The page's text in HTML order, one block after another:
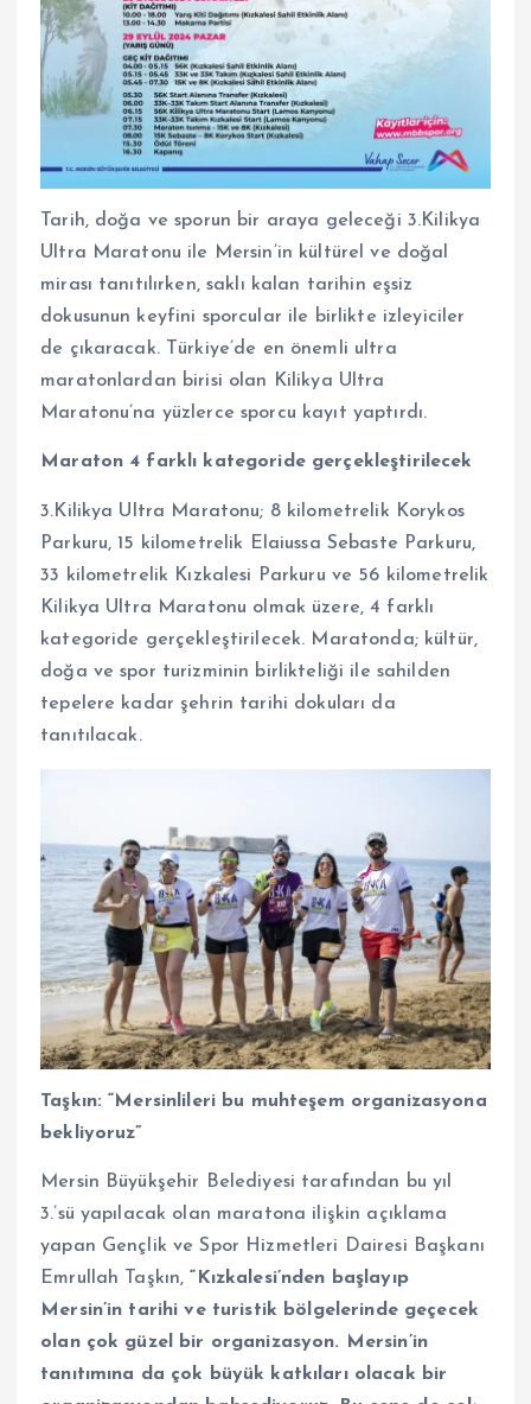
Tarih, doğa ve sporun bir araya geleceği 3.Kilikya
Ultra Maratonu ile Mersin’in kültürel ve doğal
mirası tanıtılırken, saklı kalan tarihin eşsiz
dokusunun keyfini sporcular ile birlikte izleyiciler
de çıkaracak. Türkiye’de en önemli ultra
maratonlardan birisi olan Kilikya Ultra
Maratonu’na yüzlerce sporcu kayıt yaptırdı.
Maraton 4 farklı kategoride gerçekleştirilecek
3.Kilikya Ultra Maratonu; 8 kilometrelik Korykos
Parkuru, 15 kilometrelik Elaiussa Sebaste Parkuru,
33 kilometrelik Kızkalesi Parkuru ve 56 kilometrelik
Kilikya Ultra Maratonu olmak üzere, 4 farklı
kategoride gerçekleştirilecek. Maratonda; kültür,
doğa ve spor turizminin birlikteliği ile sahilden
tepelere kadar şehrin tarihi dokuları da
tanıtılacak.
Taşkın: “Mersinlileri bu muhteşem organizasyona
bekliyoruz”
Mersin Büyükşehir Belediyesi tarafından bu yıl
3.’sü yapılacak olan maratona ilişkin açıklama
yapan Gençlik ve Spor Hizmetleri Dairesi Başkanı
Emrullah Taşkın,“Kızkalesi’nden başlayıp
Mersin’in tarihi ve turistik bölgelerinde geçecek
olan çok güzel bir organizasyon. Mersin’in
tanıtımına da çok büyük katkıları olacak bir